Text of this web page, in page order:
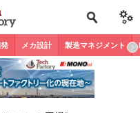
メカ設計 製造マネジメント